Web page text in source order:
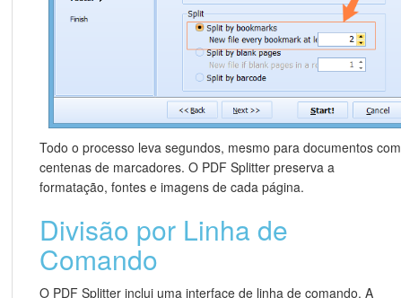
Todo o processo leva segundos, mesmo para documentos com
centenas de marcadores. O PDF Splitter preserva a
formatação, fontes e imagens de cada página.
Divisão por Linha de
Comando
O PDF Splitter inclui uma interface de linha de comando. A